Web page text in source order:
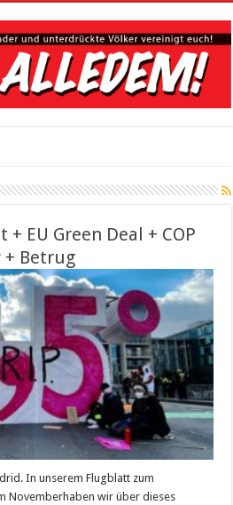
+ EU Green Deal + COP
+ Betrug
In unserem Flugblatt zum
Novemberhaben wir über dieses